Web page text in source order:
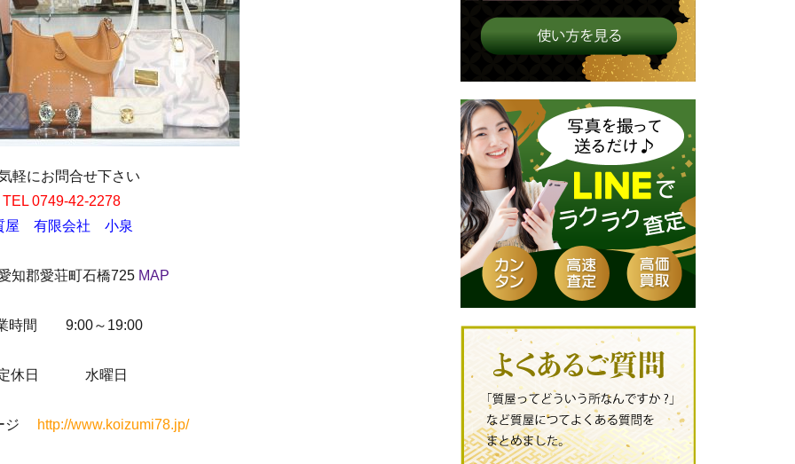
軽にお問合せ下さい
TEL 0749-42-2278
屋 有限会社 小泉
知郡愛荘町石橋725MAP
時間 9:00～19:00
休日 水曜日
ジ http://www.koizumi78.jp/